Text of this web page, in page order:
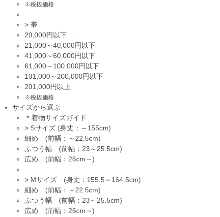
※税抜価格
> 帯
20,000円以下
21,000～40,000円以下
41,000～60,000円以下
61,000～100,000円以下
101,000～200,000円以下
201,000円以上
※税抜価格
サイズから選ぶ
＊着物サイズガイド
> Sサイズ (身丈：～155cm)
細め (前幅：～22.5cm)
ふつう幅 (前幅：23～25.5cm)
広め (前幅：26cm～)
> Mサイズ (身丈：155.5～164.5cm)
細め (前幅：～22.5cm)
ふつう幅 (前幅：23～25.5cm)
広め (前幅：26cm～)